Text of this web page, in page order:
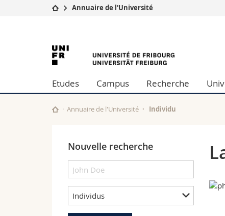
Etudes
Campus
Université
Formation continue
Lettres
Sciences
Annuaire de l'Université
University
of
Fribourg
Etudes Campus Recherche
Annuaire de l'Université Individu
Nouvelle recherche
Individus